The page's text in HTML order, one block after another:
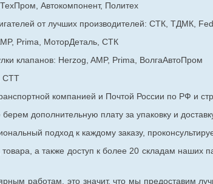
Автокомпонент, Политех
от лучших производителей: СТК, ТДМК,
Prima, МоторДеталь, СТК
клапанов: Herzog, AMP, Prima, ВолгаАвтоПром
СТТ
компанией и Почтой России по РФ и
дополнительную плату за упаковку и
подход к каждому заказу,
а также доступ к более 20 складам наших
работам, это значит, что мы предоставим